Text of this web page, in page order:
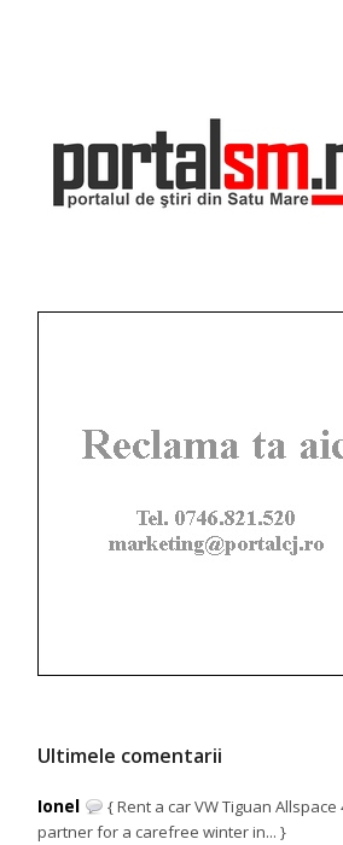
Ultimele comentarii
Ionel
{ Rent a car VW Tiguan
partner for a carefree winter in... }